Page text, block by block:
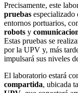
Precisamente, este
pruebas especializado
entornos portuarios,
robots y
Estas pruebas se
por la UPV y, más
impulsará sus niveles
El laboratorio estará
compartida, ubicada